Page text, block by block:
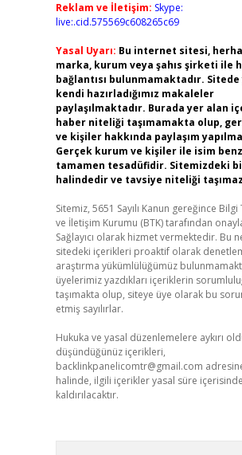
Reklam ve İletişim: Skype:
live:.cid.575569c608265c69
Yasal Uyarı: Bu internet sitesi,
marka, kurum veya şahıs şirketi ile
bağlantısı bulunmamaktadır. Sitede
kendi hazırladığımız makaleler
paylaşılmaktadır. Burada yer alan
haber niteliği taşımamakta olup,
ve kişiler hakkında paylaşım
Gerçek kurum ve kişiler ile isim
tamamen tesadüfidir. Sitemizdeki
halindedir ve tavsiye niteliği
Sitemiz, 5651 Sayılı Kanun gereğince
ve İletişim Kurumu (BTK) tarafından
Sağlayıcı olarak hizmet vermektedir. Bu
sitedeki içerikleri proaktif olarak
araştırma yükümlülüğümüz
üyelerimiz yazdıkları içeriklerin
taşımakta olup, siteye üye olarak bu
etmiş sayılırlar.
Hukuka ve yasal düzenlemelere aykırı
düşündüğünüz içerikleri,
backlinkpanelicomtr@gmail.com
halinde, ilgili içerikler yasal süre
kaldırılacaktır.